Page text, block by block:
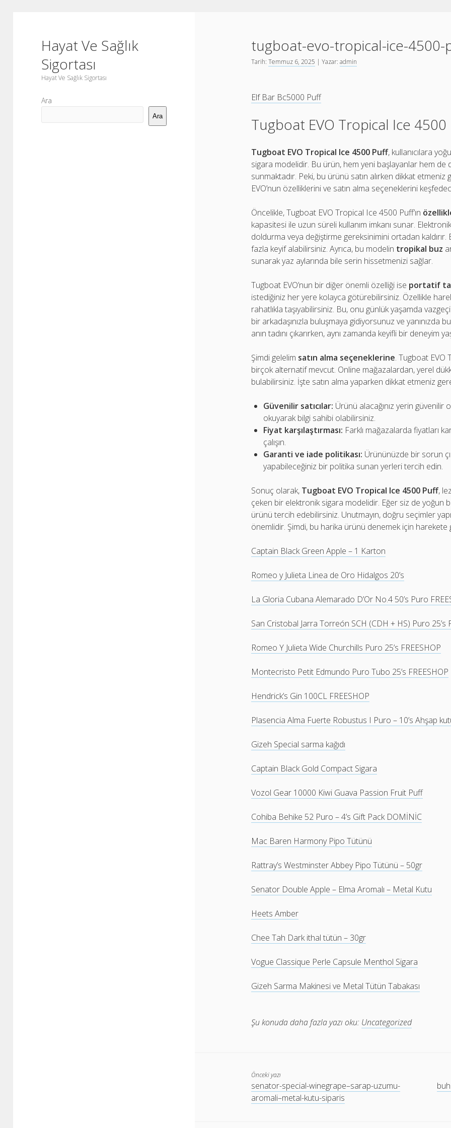
Hayat Ve Sağlık
Sigortası
Hayat Ve Sağlık Sigortası
Yan
Menü
Ara
Ara
tugboat-evo-tropical-ice-4500-
Tarih:Temmuz 6, 2025 | Yazar:admin
Elf Bar Bc5000 Puff
Tugboat EVO Tropical Ice 4500
Tugboat EVO Tropical Ice 4500 Puff, kullanıcılara
sigara modelidir. Bu ürün, hem yeni başlayanlar hem de
sunmaktadır. Peki, bu ürünü satın alırken dikkat
EVO’nun özelliklerini ve satın alma seçeneklerini
Öncelikle, Tugboat EVO Tropical Ice 4500 Puff’ın
kapasitesi ile uzun süreli kullanım imkanı sunar. Elektronik
doldurma veya değiştirme gereksinimini ortadan
fazla keyif alabilirsiniz. Ayrıca, bu modelin tropikal buz
sunarak yaz aylarında bile serin hissetmenizi sağlar.
Tugboat EVO’nun bir diğer önemli özelliği ise portatif
istediğiniz her yere kolayca götürebilirsiniz. Özellikle
rahatlıkla taşıyabilirsiniz. Bu, onu günlük yaşamda
bir arkadaşınızla buluşmaya gidiyorsunuz ve yanınızda
anın tadını çıkarırken, aynı zamanda keyifli bir deneyim
Şimdi gelelim satın alma seçeneklerine. Tugboat EVO
birçok alternatif mevcut. Online mağazalardan, yerel
bulabilirsiniz. İşte satın alma yaparken dikkat etmeniz
Güvenilir satıcılar: Ürünü alacağınız yerin güvenilir
okuyarak bilgi sahibi olabilirsiniz.
Fiyat karşılaştırması: Farklı mağazalarda fiyatları
çalışın.
Garanti ve iade politikası: Ürününüzde bir sorun
yapabileceğiniz bir politika sunan yerleri tercih edin.
Sonuç olarak, Tugboat EVO Tropical Ice 4500 Puff,
çeken bir elektronik sigara modelidir. Eğer siz de yoğun
ürünü tercih edebilirsiniz. Unutmayın, doğru seçimler
önemlidir. Şimdi, bu harika ürünü denemek için harekete
Captain Black Green Apple – 1 Karton
Romeo y Julieta Linea de Oro Hidalgos 20’s
La Gloria Cubana Alemarado D’Or No.4 50’s Puro
San Cristobal Jarra Torreón SCH (CDH + HS) Puro 25’s
Romeo Y Julieta Wide Churchills Puro 25’s FREESHOP
Montecristo Petit Edmundo Puro Tubo 25’s FREESHOP
Hendrick’s Gin 100CL FREESHOP
Plasencia Alma Fuerte Robustus I Puro – 10’s Ahşap
Gizeh Special sarma kağıdı
Captain Black Gold Compact Sigara
Vozol Gear 10000 Kiwi Guava Passion Fruit Puff
Cohiba Behike 52 Puro – 4’s Gift Pack DOMİNİC
Mac Baren Harmony Pipo Tütünü
Rattray’s Westminster Abbey Pipo Tütünü – 50gr
Senator Double Apple – Elma Aromalı – Metal Kutu
Heets Amber
Chee Tah Dark ithal tütün – 30gr
Vogue Classique Perle Capsule Menthol Sigara
Gizeh Sarma Makinesi ve Metal Tütün Tabakası
Şu konuda daha fazla yazı oku: Uncategorized
Önceki yazı
senator-special-winegrape–sarap-uzumu-
aromali–metal-kutu-siparis